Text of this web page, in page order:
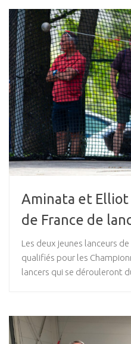
Aminata et Elliot
de France de
Les deux jeunes lanceurs
qualifiés pour les
lancers qui se dérouleront